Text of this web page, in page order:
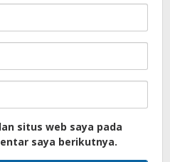
situs web saya pada
saya berikutnya.